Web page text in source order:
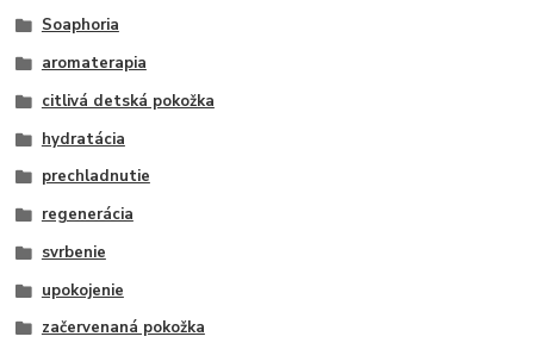
Soaphoria
aromaterapia
citlivá detská pokožka
hydratácia
prechladnutie
regenerácia
svrbenie
upokojenie
začervenaná pokožka